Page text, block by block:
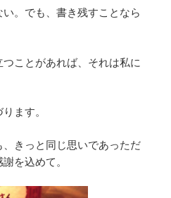
。でも、書き残すことなら
ことがあれば、それは私に
ます。
きっと同じ思いであっただ
を込めて。